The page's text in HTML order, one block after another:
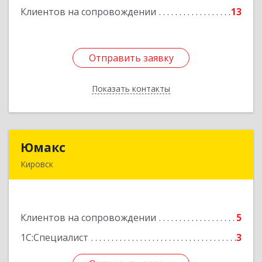
Клиентов на сопровождении 13
Отправить заявку
Показать контакты
Отправить заявку
Назад
Юмакс
Кировск
Клиентов на сопровождении
5
1С:Специалист
3
Подробнее